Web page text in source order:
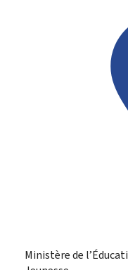
Ministère de